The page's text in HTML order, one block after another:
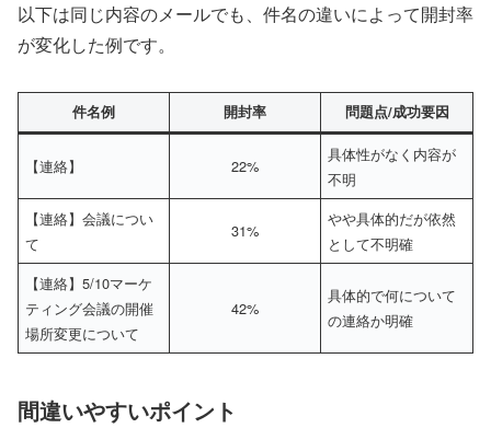
以下は同じ内容のメールでも、件名の違いによって開封率
が変化した例です。
件名例 開封率 問題点/成功要因
【連絡】 22%
具体性がなく内容が
不明
【連絡】会議につい
て
31%
やや具体的だが依然
として不明確
【連絡】5/10マーケ
ティング会議の開催
場所変更について
42%
具体的で何について
の連絡か明確
間違いやすいポイント